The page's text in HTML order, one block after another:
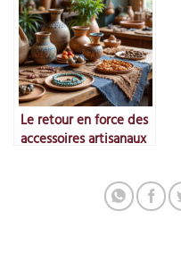
Le retour en force des
accessoires artisanaux